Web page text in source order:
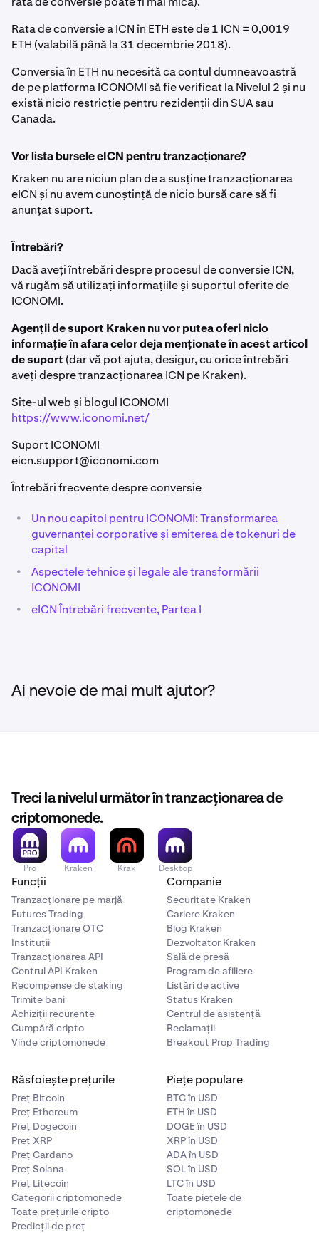
Rata de conversie a ICN în ETH este de 1 ICN = 0,0019
ETH (valabilă până la 31 decembrie 2018).
Conversia în ETH nu necesită ca contul dumneavoastră
de pe platforma ICONOMI să fie verificat la Nivelul 2 și nu
există nicio restricție pentru rezidenții din SUA sau
Canada.
Vor lista bursele eICN pentru tranzacționare?
Kraken nu are niciun plan de a susține tranzacționarea
eICN și nu avem cunoștință de nicio bursă care să fi
anunțat suport.
Întrebări?
Dacă aveți întrebări despre procesul de conversie ICN,
vă rugăm să utilizați informațiile și suportul oferite de
ICONOMI.
Agenții de suport Kraken nu vor putea oferi nicio
informație în afara celor deja menționate în acest articol
de suport (dar vă pot ajuta, desigur, cu orice întrebări
aveți despre tranzacționarea ICN pe Kraken).
Site-ul web și blogul ICONOMI
https://www.iconomi.net/
Suport ICONOMI
eicn.support@iconomi.com
Întrebări frecvente despre conversie
•
Un nou capitol pentru ICONOMI: Transformarea
guvernanței corporative și emiterea de tokenuri de
capital
•
Aspectele tehnice și legale ale transformării
ICONOMI
• eICN Întrebări frecvente, Partea I
Ai nevoie de mai mult ajutor?
Treci la nivelul următor în tranzacționarea de
criptomonede.
Pro Kraken Krak Desktop
Funcții
Tranzacționare pe marjă
Futures Trading
Tranzacționare OTC
Instituții
Tranzacționarea API
Centrul API Kraken
Recompense de staking
Trimite bani
Achiziții recurente
Cumpără cripto
Vinde criptomonede
Companie
Securitate Kraken
Cariere Kraken
Blog Kraken
Dezvoltator Kraken
Sală de presă
Program de afiliere
Listări de active
Status Kraken
Centrul de asistență
Reclamații
Breakout Prop Trading
Răsfoiește prețurile
Preț Bitcoin
Preț Ethereum
Preț Dogecoin
Preț XRP
Preț Cardano
Preț Solana
Preț Litecoin
Categorii criptomonede
Toate prețurile cripto
Predicții de preț
Piețe populare
BTC în USD
ETH în USD
DOGE în USD
XRP în USD
ADA în USD
SOL în USD
LTC în USD
Toate piețele de
criptomonede